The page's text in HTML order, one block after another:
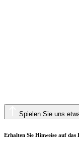
Spielen Sie uns
Erhalten Sie Hinweise auf das